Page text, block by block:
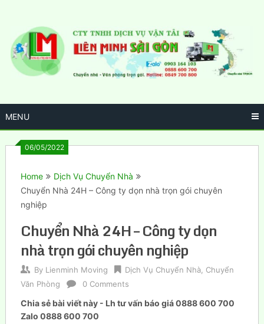
content
MENU
06/05/2022
Home
Dịch Vụ Chuyển Nhà
Chuyển Nhà 24H – Công ty dọn nhà trọn gói chuyên
nghiệp
Chuyển Nhà 24H – Công ty dọn
nhà trọn gói chuyên nghiệp
By Lienminh Moving Dịch Vụ Chuyển Nhà, Chuyển
Văn Phòng
0 Comments
Chia sẻ bài viết này - Lh tư vấn báo giá 0888 600 700
Zalo 0888 600 700